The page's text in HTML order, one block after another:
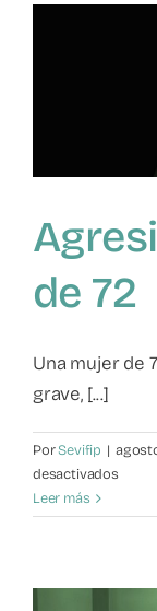
de 72
Una mujer de
grave, [...]
PorSevifip |
desactivadosen
a
de
Leer más